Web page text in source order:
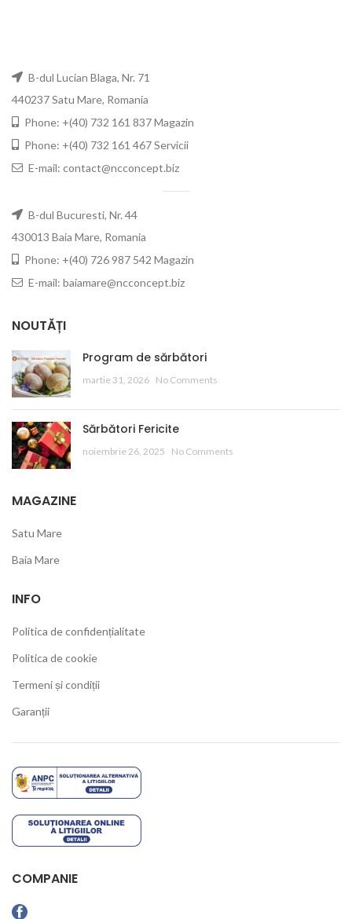
B-dul Lucian Blaga, Nr. 71
440237 Satu Mare, Romania
Phone: +(40) 732 161 837 Magazin
Phone: +(40) 732 161 467 Servicii
E-mail: contact@ncconcept.biz
B-dul Bucuresti, Nr. 44
430013 Baia Mare, Romania
Phone: +(40) 726 987 542 Magazin
E-mail: baiamare@ncconcept.biz
NOUTĂȚI
Program de sărbători
martie 31, 2026 No Comments
Sărbători Fericite
noiembrie 26, 2025 No Comments
MAGAZINE
Satu Mare
Baia Mare
INFO
Politica de confidențialitate
Politica de cookie
Termeni și condiții
Garanții
COMPANIE